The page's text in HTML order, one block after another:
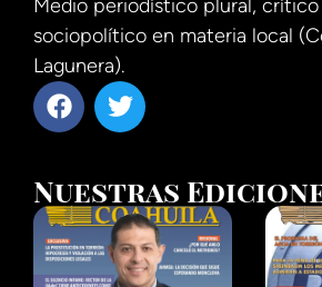
Medio periodístico plural, crítico
sociopolítico en materia local
Lagunera).
Nuestras